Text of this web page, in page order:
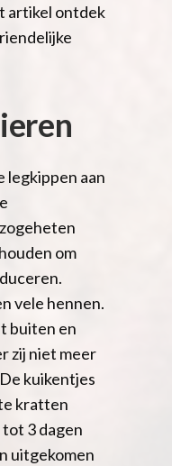
artikel ontdek
legkippen aan
om
vele hennen.
buiten en
zij niet meer
kuikentjes
kratten
3 dagen
uitgekomen